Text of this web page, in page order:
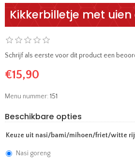
Kikkerbilletje met
Schrijf als eerste voor dit product een
€15,90
Menu nummer: 151
Beschikbare opties
Keuze uit nasi/bami/mihoen/friet/witte
Nasi goreng